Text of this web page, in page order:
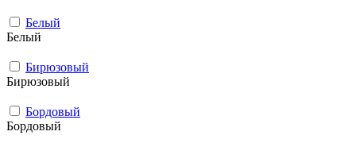
Белый
Белый
Бирюзовый
Бирюзовый
Бордовый
Бордовый